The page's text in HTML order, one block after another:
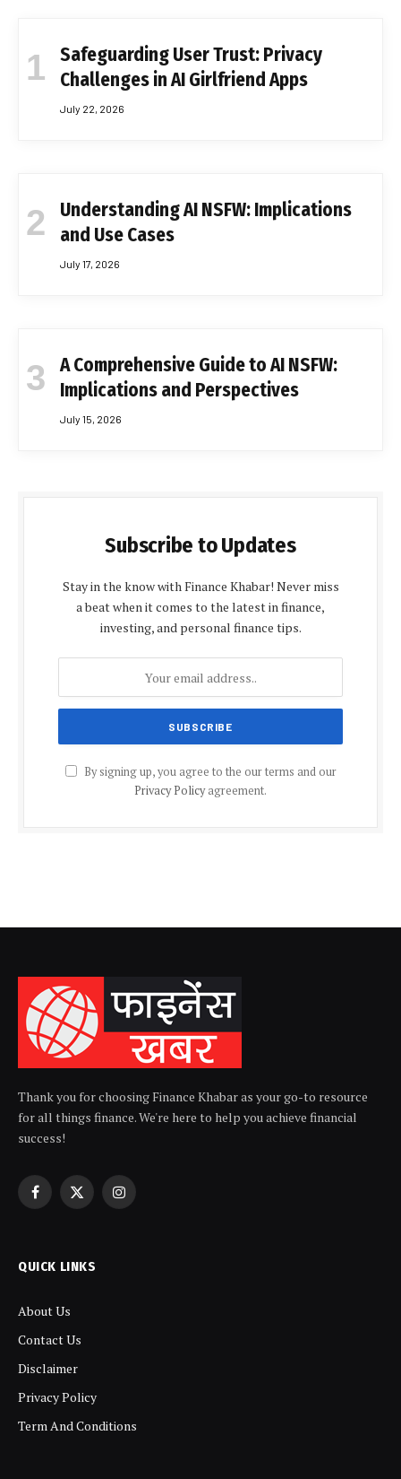
Safeguarding User Trust: Privacy
Challenges in AI Girlfriend Apps
July 22, 2026
Understanding AI NSFW: Implications
and Use Cases
July 17, 2026
A Comprehensive Guide to AI NSFW:
Implications and Perspectives
July 15, 2026
Subscribe to Updates
Stay in the know with Finance Khabar! Never miss
a beat when it comes to the latest in finance,
investing, and personal finance tips.
By signing up, you agree to the our terms and our
Privacy Policyagreement.
Thank you for choosing Finance Khabar as your go-to resource
for all things finance. We're here to help you achieve financial
success!
Facebook
X
Instagram
QUICK LINKS
About Us
Contact Us
Disclaimer
Privacy Policy
Term And Conditions